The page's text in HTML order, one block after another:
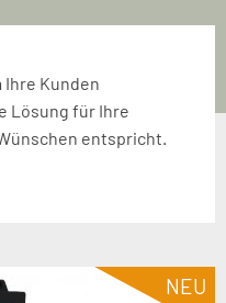
Ihre Kunden
Lösung für Ihre
entspricht.
NEU